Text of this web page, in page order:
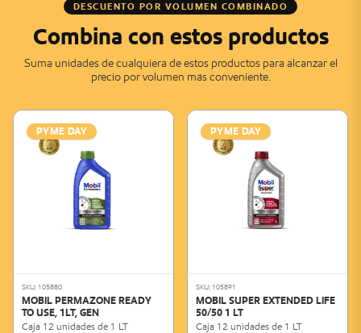
DESCUENTO POR VOLUMEN COMBINADO
Combina con estos productos
Suma unidades de cualquiera de estos productos para alcanzar el
precio por volumen más conveniente.
PYME DAY
SKU: 105880
MOBIL PERMAZONE READY
TO USE, 1LT, GEN
Caja 12 unidades de 1 LT
PYME DAY
SKU: 105891
MOBIL SUPER EXTENDED LIFE
50/50 1 LT
Caja 12 unidades de 1 LT